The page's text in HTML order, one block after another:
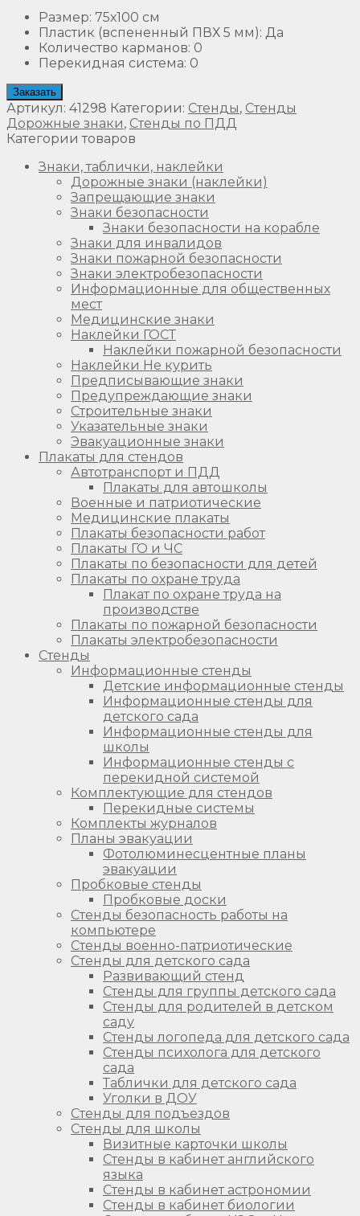
Размер: 75х100 см
Пластик (вспененный ПВХ 5 мм): Да
Количество карманов: 0
Перекидная система: 0
Заказать
Артикул: 41298 Категории: Стенды, Стенды
Дорожные знаки, Стенды по ПДД
Категории товаров
Знаки, таблички, наклейки
Дорожные знаки (наклейки)
Запрещающие знаки
Знаки безопасности
Знаки безопасности на корабле
Знаки для инвалидов
Знаки пожарной безопасности
Знаки электробезопасности
Информационные для общественных
мест
Медицинские знаки
Наклейки ГОСТ
Наклейки пожарной безопасности
Наклейки Не курить
Предписывающие знаки
Предупреждающие знаки
Строительные знаки
Указательные знаки
Эвакуационные знаки
Плакаты для стендов
Автотранспорт и ПДД
Плакаты для автошколы
Военные и патриотические
Медицинские плакаты
Плакаты безопасности работ
Плакаты ГО и ЧС
Плакаты по безопасности для детей
Плакаты по охране труда
Плакат по охране труда на
производстве
Плакаты по пожарной безопасности
Плакаты электробезопасности
Стенды
Информационные стенды
Детские информационные стенды
Информационные стенды для
детского сада
Информационные стенды для
школы
Информационные стенды с
перекидной системой
Комплектующие для стендов
Перекидные системы
Комплекты журналов
Планы эвакуации
Фотолюминесцентные планы
эвакуации
Пробковые стенды
Пробковые доски
Стенды безопасность работы на
компьютере
Стенды военно-патриотические
Стенды для детского сада
Развивающий стенд
Стенды для группы детского сада
Стенды для родителей в детском
саду
Стенды логопеда для детского сада
Стенды психолога для детского
сада
Таблички для детского сада
Уголки в ДОУ
Стенды для подъездов
Стенды для школы
Визитные карточки школы
Стенды в кабинет английского
языка
Стенды в кабинет астрономии
Стенды в кабинет биологии